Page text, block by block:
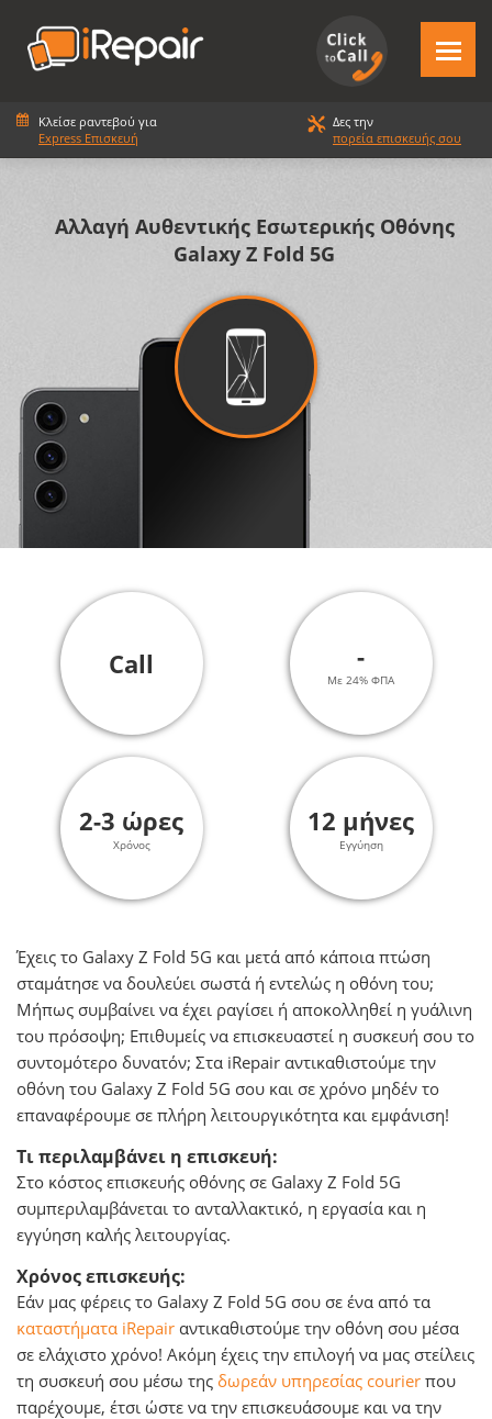
Κλείσε ραντεβού για
Express Επισκευή
Δες την
πορεία επισκευής σου
Αλλαγή Αυθεντικής Εσωτερικής Οθόνης
Galaxy Z Fold 5G
Call -
Με 24% ΦΠΑ
2-3 ώρες
Χρόνος
12 μήνες
Εγγύηση
Έχεις το Galaxy Z Fold 5G και μετά από κάποια πτώση
σταμάτησε να δουλεύει σωστά ή εντελώς η οθόνη του;
Μήπως συμβαίνει να έχει ραγίσει ή αποκολληθεί η γυάλινη
του πρόσοψη; Επιθυμείς να επισκευαστεί η συσκευή σου το
συντομότερο δυνατόν; Στα iRepair αντικαθιστούμε την
οθόνη του Galaxy Z Fold 5G σου και σε χρόνο μηδέν το
επαναφέρουμε σε πλήρη λειτουργικότητα και εμφάνιση!
Τι περιλαμβάνει η επισκευή:
Στο κόστος επισκευής οθόνης σε Galaxy Z Fold 5G
συμπεριλαμβάνεται το ανταλλακτικό, η εργασία και η
εγγύηση καλής λειτουργίας.
Χρόνος επισκευής:
Εάν μας φέρεις το Galaxy Z Fold 5G σου σε ένα από τα
καταστήματα iRepair αντικαθιστούμε την οθόνη σου μέσα
σε ελάχιστο χρόνο! Ακόμη έχεις την επιλογή να μας στείλεις
τη συσκευή σου μέσω της δωρεάν υπηρεσίας courier που
παρέχουμε, έτσι ώστε να την επισκευάσουμε και να την